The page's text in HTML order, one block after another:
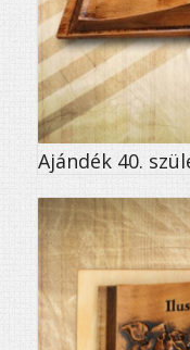
Ajándék 40.